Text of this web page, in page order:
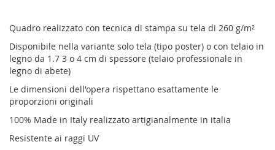
Quadro realizzato con tecnica di stampa su tela di 260 g/m²
Disponibile nella variante solo tela (tipo poster) o con telaio in
legno da 1.7 3 o 4 cm di spessore (telaio professionale in
legno di abete)
Le dimensioni dell'opera rispettano esattamente le
proporzioni originali
100% Made in Italy realizzato artigianalmente in italia
Resistente ai raggi UV